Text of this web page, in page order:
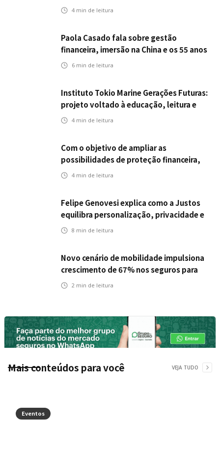
errado
4 min de leitura
Paola Casado fala sobre gestão
financeira, imersão na China e os 55 anos
da ENS
6 min de leitura
Instituto Tokio Marine Gerações Futuras:
projeto voltado à educação, leitura e
empregabilidade
4 min de leitura
Com o objetivo de ampliar as
possibilidades de proteção financeira,
Icatu Seguros eleva capital segurado
4 min de leitura
Felipe Genovesi explica como a Justos
equilibra personalização, privacidade e
tecnologia
8 min de leitura
Novo cenário de mobilidade impulsiona
crescimento de 67% nos seguros para
veículos elétricos da Bradesco Seguros
2 min de leitura
Mais conteúdos para você VEJA TUDO
Eventos